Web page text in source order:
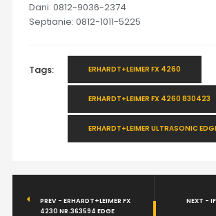
Dani: 0812-9036-2374
Septianie: 0812-1011-5225
Tags: ERHARDT+LEIMER FX 4260
ERHARDT+LEIMER FX 4260 830423
ERHARDT+LEIMER ULTRASONIC
PREV - ERHARDT+LEIMER FX
4230 NR.363594 EDGE
NEXT -